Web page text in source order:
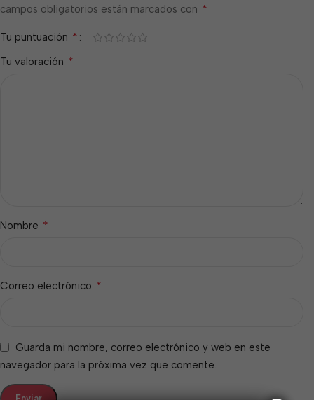
campos obligatorios están marcados con *
Tu puntuación *
Tu valoración *
Nombre *
Correo electrónico *
Guarda mi nombre, correo electrónico y web en este
navegador para la próxima vez que comente.